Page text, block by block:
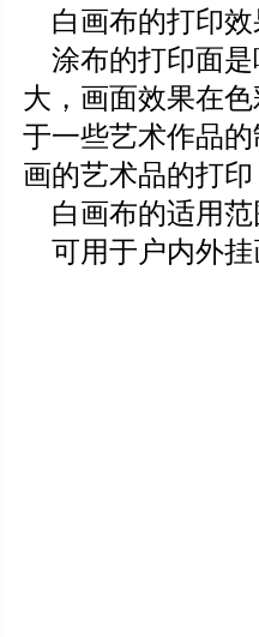
白画布的打印效
涂布的打印面是
大，画面效果在
于一些艺术作品
画的艺术品的打
白画布的适用范
可用于户内外挂